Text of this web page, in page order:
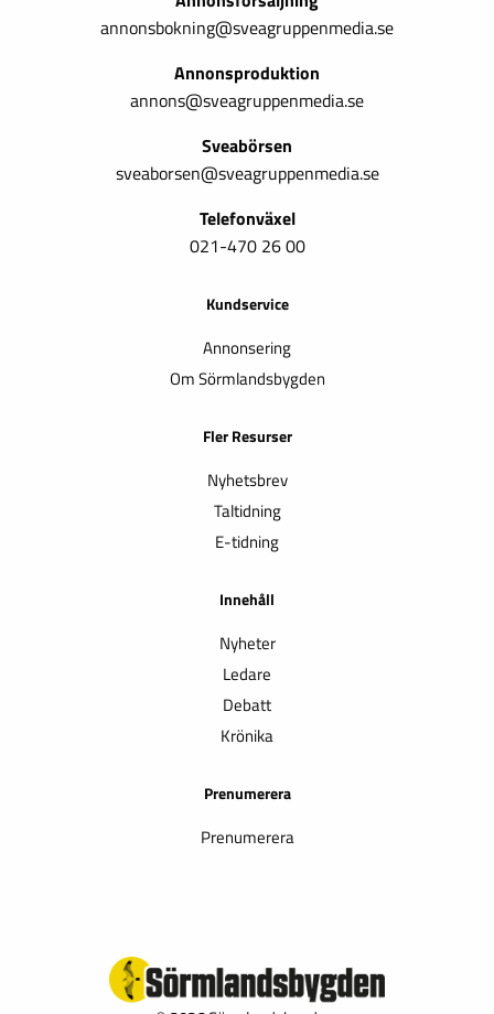
annonsbokning@sveagruppenmedia.se
Annonsproduktion
annons@sveagruppenmedia.se
Sveabörsen
sveaborsen@sveagruppenmedia.se
Telefonväxel
021-470 26 00
Kundservice
Annonsering
Om Sörmlandsbygden
Fler Resurser
Nyhetsbrev
Taltidning
E-tidning
Innehåll
Nyheter
Ledare
Debatt
Krönika
Prenumerera
Prenumerera